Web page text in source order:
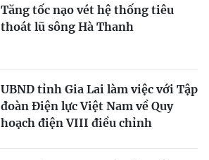
Tăng tốc nạo vét hệ thống tiêu
thoát lũ sông Hà Thanh
UBND tỉnh Gia Lai làm việc với Tập
đoàn Điện lực Việt Nam về Quy
hoạch điện VIII điều chỉnh